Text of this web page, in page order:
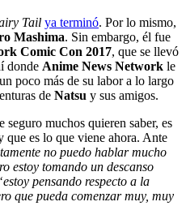
Tail ya terminó. Por lo mismo,
Mashima. Sin embargo, él fue
Comic Con 2017, que se llevó
donde Anime News Network le
poco más de su labor a lo largo
de Natsu y sus amigos.
muchos quieren saber, es
que es lo que viene ahora. Ante
no puedo hablar mucho
estoy tomando un descanso
pensando respecto a la
que pueda comenzar muy, muy